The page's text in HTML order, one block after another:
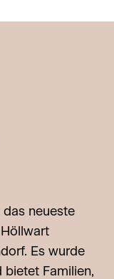
das neueste
Es wurde
bietet Familien,